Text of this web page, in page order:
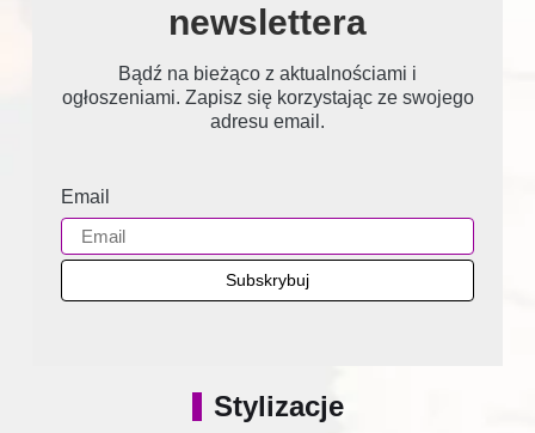
newslettera
Bądź na bieżąco z aktualnościami i
ogłoszeniami. Zapisz się korzystając ze swojego
adresu email.
Email
Stylizacje